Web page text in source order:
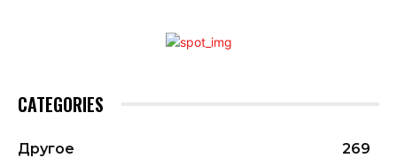
CATEGORIES
Другое
269